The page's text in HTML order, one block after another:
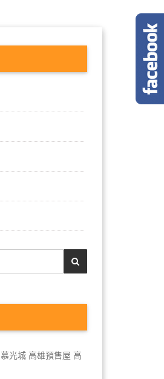
光城 高雄預售屋 高